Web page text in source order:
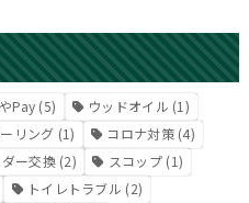
Pay (5) ウッドオイル (1)
リング (1) コロナ対策(4)
ー交換(2) スコップ(1)
トイレトラブル (2)